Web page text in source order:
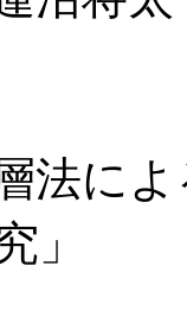
法に
」